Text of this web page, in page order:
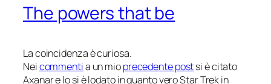
The powers that be
La coincidenza è curiosa.
Neicommentia un mioprecedente postsi è citato
Axanare lo si è lodato in quantoveroStar Trek in